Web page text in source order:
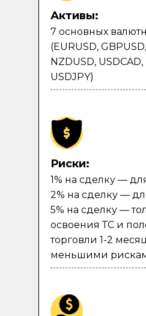
Активы:
7 основных
(EURUSD,
NZDUSD, USDCAD,
USDJPY)
Риски:
1% на сделку —
2% на сделку —
5% на сделку —
освоения ТС и
торговли 1-2
меньшими